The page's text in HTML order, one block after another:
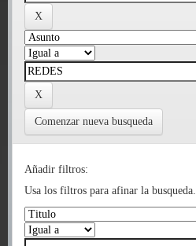
Comenzar nueva busqueda
Añadir filtros:
Usa los filtros para afinar la busqueda.